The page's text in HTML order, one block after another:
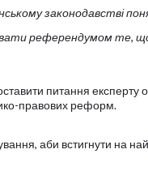
законодавстві
референдумом те,
питання
правових реформ.
аби встигнути на